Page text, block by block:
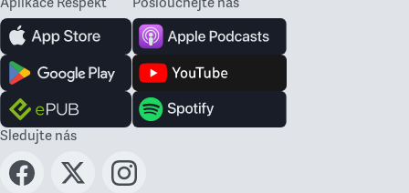
Sledujte nás